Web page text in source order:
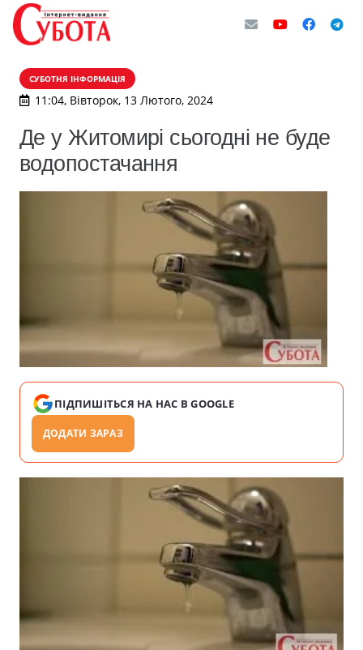
СУБОТНЯ ІНФОРМАЦІЯ
11:04, Вівторок, 13 Лютого, 2024
Де у Житомирі сьогодні не буде
водопостачання
ПІДПИШІТЬСЯ НА НАС В GOOGLE
ДОДАТИ ЗАРАЗ